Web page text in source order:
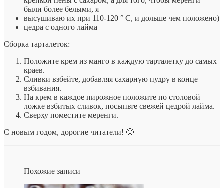
были более белыми, я
высушиваю их при 110-120 ° С, и дольше чем положено)
цедра с одного лайма
Сборка тарталеток:
Положите крем из манго в каждую тарталетку до самых
краев.
Сливки взбейте, добавляя сахарную пудру в конце
взбивания.
На крем в каждое пирожное положите по столовой
ложке взбитых сливок, посыпьте свежей цедрой лайма.
Сверху поместите меренги.
С новым годом, дорогие читатели! 🙂
Похожие записи